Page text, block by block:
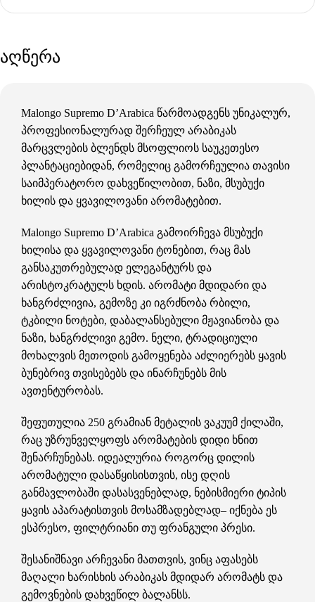
აღწერა
Malongo Supremo D’Arabica წარმოადგენს უნიკალურ,
პროფესიონალურად შერჩეულ არაბიკას
მარცვლების ბლენდს მსოფლიოს საუკეთესო
პლანტაციებიდან, რომელიც გამორჩეულია თავისი
საიმპერატორო დახვეწილობით, ნაზი, მსუბუქი
ხილის და ყვავილოვანი არომატებით.
Malongo Supremo D’Arabica გამოირჩევა მსუბუქი
ხილისა და ყვავილოვანი ტონებით, რაც მას
განსაკუთრებულად ელეგანტურს და
არისტოკრატულს ხდის. არომატი მდიდარი და
ხანგრძლივია, გემოზე კი იგრძნობა რბილი,
ტკბილი ნოტები, დაბალანსებული მჟავიანობა და
ნაზი, ხანგრძლივი გემო. ნელი, ტრადიციული
მოხალვის მეთოდის გამოყენება აძლიერებს ყავის
ბუნებრივ თვისებებს და ინარჩუნებს მის
ავთენტურობას.
შეფუთულია 250 გრამიან მეტალის ვაკუუმ ქილაში,
რაც უზრუნველყოფს არომატების დიდი ხნით
შენარჩუნებას. იდეალურია როგორც დილის
არომატული დასაწყისისთვის, ისე დღის
განმავლობაში დასასვენებლად, ნებისმიერი ტიპის
ყავის აპარატისთვის მოსამზადებლად– იქნება ეს
ესპრესო, ფილტრიანი თუ ფრანგული პრესი.
შესანიშნავი არჩევანი მათთვის, ვინც აფასებს
მაღალი ხარისხის არაბიკას მდიდარ არომატს და
გემოვნების დახვეწილ ბალანსს.